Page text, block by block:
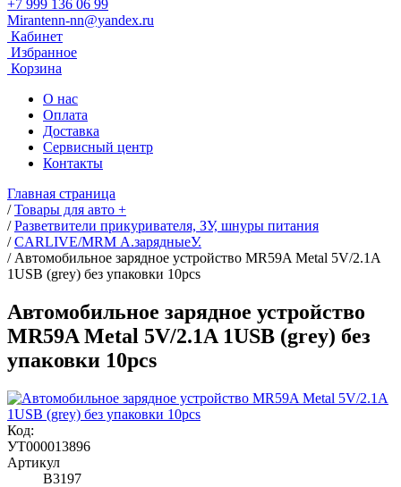
+7 999 136 06 99
Mirantenn-nn@yandex.ru
Кабинет
Избранное
Корзина
О нас
Оплата
Доставка
Сервисный центр
Контакты
Главная страница
/ Товары для авто +
/ Разветвители прикуривателя, ЗУ, шнуры питания
/ CARLIVE/MRM А.зарядныеУ.
/ Автомобильное зарядное устройство MR59A Metal 5V/2.1A
1USB (grey) без упаковки 10pcs
Автомобильное зарядное устройство
MR59A Metal 5V/2.1A 1USB (grey) без
упаковки 10pcs
Код:
УТ000013896
Артикул
B3197